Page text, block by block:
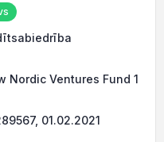
Nordic Ventures Fund 1
01.02.2021